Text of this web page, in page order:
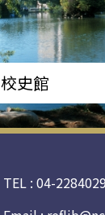
校史館
TEL : 04-